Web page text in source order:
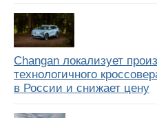
Changan локализует
технологичного
в России и снижает цену